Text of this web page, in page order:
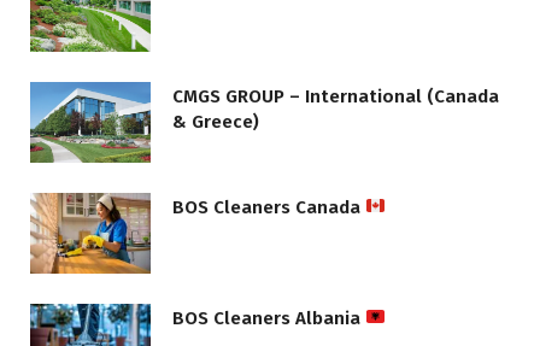
CMGS GROUP – International (Canada
& Greece)
BOS Cleaners Canada
BOS Cleaners Albania